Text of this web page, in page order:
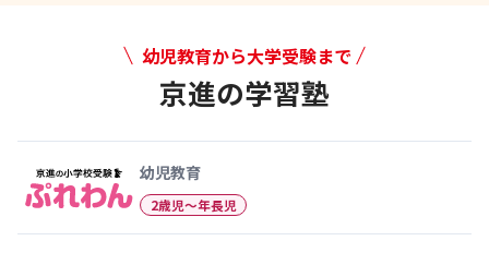
幼児教育から大学受験まで
京進の学習塾
幼児教育
2歳児〜年長児